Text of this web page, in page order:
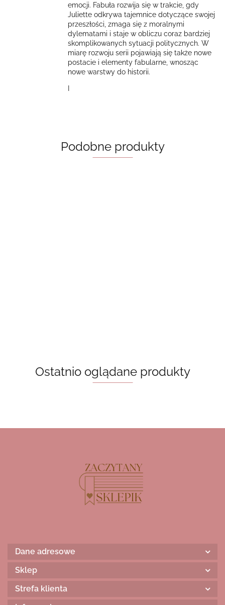
emocji. Fabuła rozwija się w trakcie, gdy
Juliette odkrywa tajemnice dotyczące swojej
przeszłości, zmaga się z moralnymi
dylematami i staje w obliczu coraz bardziej
skomplikowanych sytuacji politycznych. W
miarę rozwoju serii pojawiają się także nowe
postacie i elementy fabularne, wnosząc
nowe warstwy do historii.
Podobne produkty
Ostatnio oglądane produkty
Dane adresowe
Sklep
Strefa klienta